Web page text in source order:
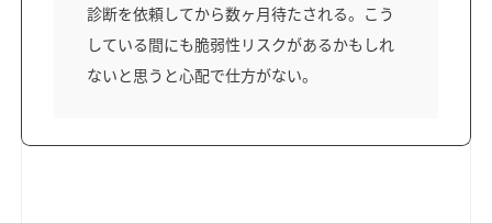
診断を依頼してから数ヶ月待たされる。こう
している間にも脆弱性リスクがあるかもしれ
ないと思うと心配で仕方がない。